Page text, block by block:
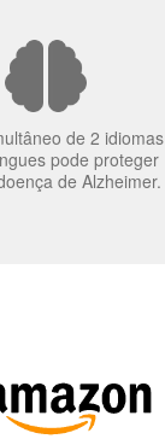
de 2 idiomas
pode proteger
de Alzheimer.